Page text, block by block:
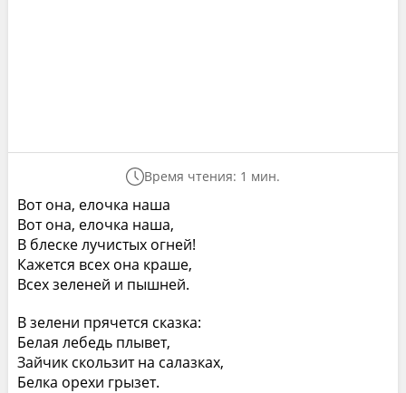
Время чтения: 1 мин.
Вот она, елочка наша
Вот она, елочка наша,
В блеске лучистых огней!
Кажется всех она краше,
Всех зеленей и пышней.
В зелени прячется сказка:
Белая лебедь плывет,
Зайчик скользит на салазках,
Белка орехи грызет.